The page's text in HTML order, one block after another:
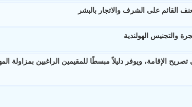
القائم على الشرف والاتجار بالبشر
والتجنيس الهولندية
الإقامة، ويوفر دليلاً مبسطًا للمقيمين الراغبين بمزاولة